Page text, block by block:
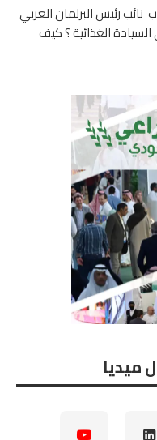
رئيس البرلمان العربي
الغذائية ؟ كيف
ميديا